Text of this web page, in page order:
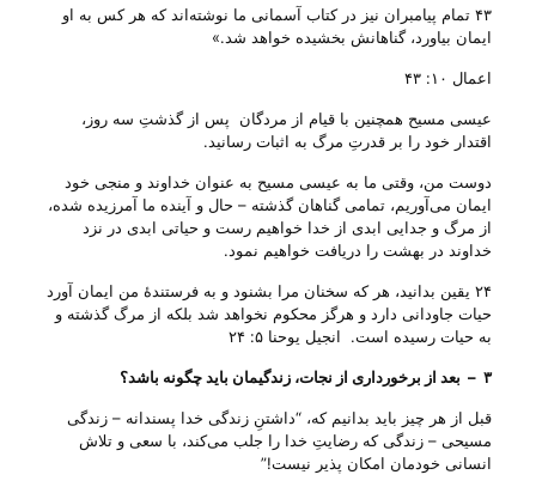
۴۳ تمام پیامبران نیز در کتاب آسمانی ما نوشته‌اند که هر کس به او
ایمان بیاورد، گناهانش بخشیده خواهد شد.»
اعمال ۱۰: ۴۳
عیسی مسیح همچنین با قیام از مردگان پس از گذشتِ سه روز،
اقتدار خود را بر قدرتِ مرگ به اثبات رسانید.
دوست من، وقتی ما به عیسی مسیح به عنوان خداوند و منجی خود
ایمان می‌‌آوریم، تمامی گناهان گذشته – حال و آینده ما آمرزیده شده،
از مرگ و جدایی ابدی از خدا خواهیم رست و حیاتی ابدی در نزد
خداوند در بهشت را دریافت خواهیم نمود.
۲۴ یقین بدانید، هر که سخنان مرا بشنود و به فرستندۀ من ایمان آورد
حیات جاودانی دارد و هرگز محکوم نخواهد شد بلکه از مرگ گذشته و
به حیات رسیده است‌. انجیل یوحنا ۵: ۲۴
۳– بعد از برخورداری از نجات، زندگیمان باید چگونه باشد؟
قبل از هر چیز باید بدانیم که، “داشتنِ زندگی خدا پسندانه – زندگی
مسیحی – زندگی که رضایتِ خدا را جلب می‌‌کند، با سعی و تلاش
انسانی خودمان امکان پذیر نیست!”